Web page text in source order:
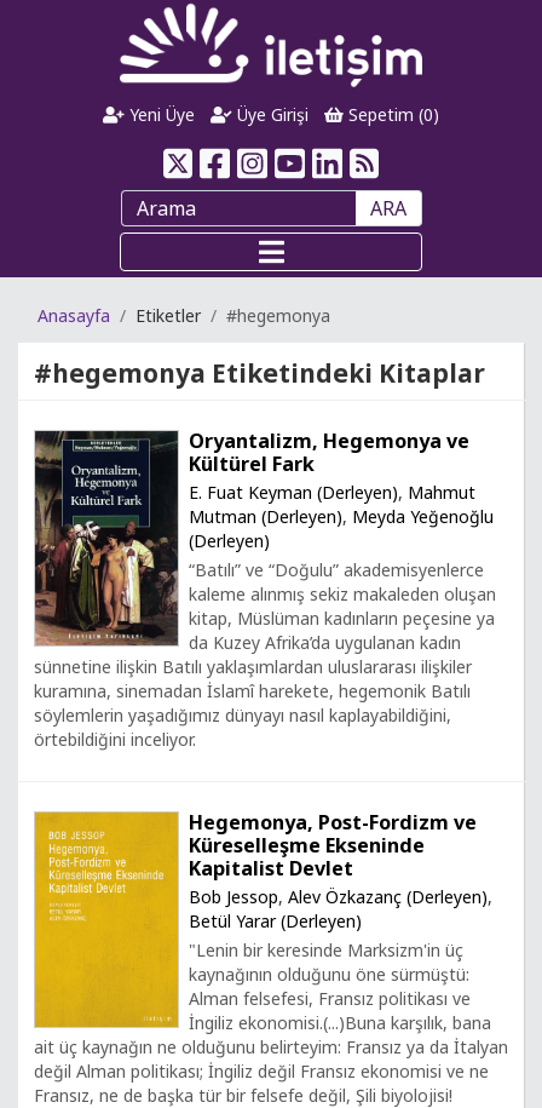
Yeni Üye Üye Girişi Sepetim (0)
ARA
Anasayfa Etiketler #hegemonya
#hegemonya Etiketindeki Kitaplar
Oryantalizm, Hegemonya ve
Kültürel Fark
E. Fuat Keyman (Derleyen), Mahmut
Mutman (Derleyen), Meyda Yeğenoğlu
(Derleyen)
“Batılı” ve “Doğulu” akademisyenlerce
kaleme alınmış sekiz makaleden oluşan
kitap, Müslüman kadınların peçesine ya
da Kuzey Afrika’da uygulanan kadın
sünnetine ilişkin Batılı yaklaşımlardan uluslararası ilişkiler
kuramına, sinemadan İslamî harekete, hegemonik Batılı
söylemlerin yaşadığımız dünyayı nasıl kaplayabildiğini,
örtebildiğini inceliyor.
Hegemonya, Post-Fordizm ve
Küreselleşme Ekseninde
Kapitalist Devlet
Bob Jessop, Alev Özkazanç (Derleyen),
Betül Yarar (Derleyen)
"Lenin bir keresinde Marksizm'in üç
kaynağının olduğunu öne sürmüştü:
Alman felsefesi, Fransız politikası ve
İngiliz ekonomisi.(...)Buna karşılık, bana
ait üç kaynağın ne olduğunu belirteyim: Fransız ya da İtalyan
değil Alman politikası; İngiliz değil Fransız ekonomisi ve ne
Fransız, ne de başka tür bir felsefe değil, Şili biyolojisi!